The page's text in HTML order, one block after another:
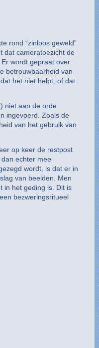
rond “zinloos geweld”
dat cameratoezicht de
wordt gepraat over
betrouwbaarheid van
het niet helpt, of dat
niet aan de orde
ingevoerd. Zoals de
van het gebruik van
op keer de restpost
echter mee
wordt, is dat er in
van beelden. Men
in het geding is. Dit is
bezweringsritueel